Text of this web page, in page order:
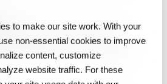
to make our site work. With your
non‑essential cookies to improve
content, customize
website traffic. For these
되었습니다.
Protection Officer, DPO)는 조직의
독하는 전담 역할입니다. GDPR에서 특정
리 활동 모니터링, 영향 평가 자문,
을 수행합니다. 독립성과 전문 지식이
활용의 내부 감시자 역할을…